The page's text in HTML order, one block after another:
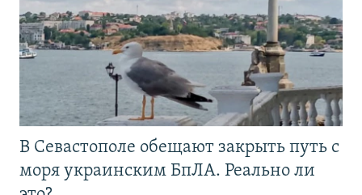
В Севастополе обещают закрыть путь с
моря украинским БпЛА. Реально ли